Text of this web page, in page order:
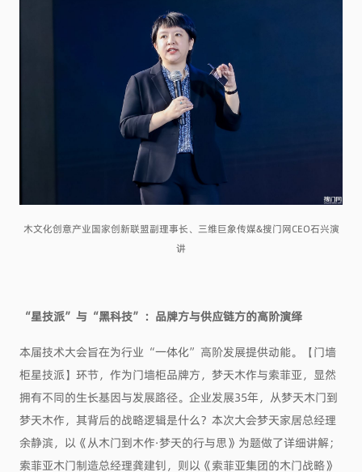
木文化创意产业国家创新联盟副理事长、三维巨象传媒&搜门网CEO石兴演
讲
“星技派”与“黑科技”： 品牌方与供应链方的高阶演绎
本届技术大会旨在为行业“一体化”高阶发展提供动能。【门墙
柜星技派】环节，作为门墙柜品牌方，梦天木作与索菲亚，显然
拥有不同的生长基因与发展路径。企业发展35年，从梦天木门到
梦天木作，其背后的战略逻辑是什么？本次大会梦天家居总经理
余静滨，以《从木门到木作·梦天的行与思》为题做了详细讲解；
索菲亚木门制造总经理龚建钊，则以《索菲亚集团的木门战略》